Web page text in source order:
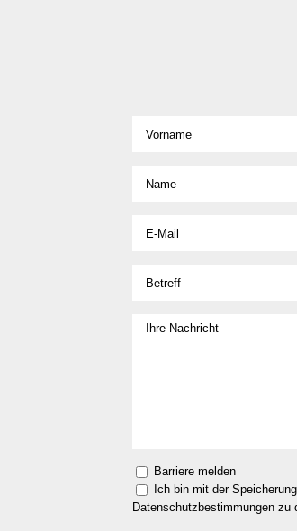
Barriere melden
Ich bin mit der
Datenschutzbestimmungen